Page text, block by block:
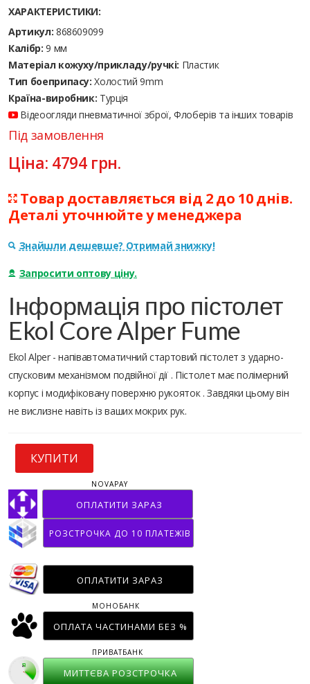
ХАРАКТЕРИСТИКИ:
Артикул: 868609099
Калібр: 9 мм
Матеріал кожуху/прикладу/ручкі: Пластик
Тип боеприпасу: Холостий 9mm
Країна-виробник: Турція
Відеоогляди пневматичної зброї, Флоберів та інших товарів
Під замовлення
Ціна: 4794грн.
Товар доставляється від 2 до 10 днів.
Деталі уточнюйте у менеджера
Знайшли дешевше? Отримай знижку!
Запросити оптову ціну.
Інформація про пістолет
Ekol Core Alper Fume
Ekol Alper - напівавтоматичний стартовий пістолет з ударно-
спусковим механізмом подвійної дії . Пістолет має полімерний
корпус і модифіковану поверхню рукояток . Завдяки цьому він
не вислизне навіть із ваших мокрих рук.
КУПИТИ
ОПЛАТИТИ ЗАРАЗ
NOVAPAY
РОЗСТРОЧКА ДО 10 ПЛАТЕЖІВ
ОПЛАТИТИ ЗАРАЗ
ОПЛАТА ЧАСТИНАМИ БЕЗ %
МОНОБАНК
МИТТЄВА РОЗСТРОЧКА
ПРИВАТБАНК